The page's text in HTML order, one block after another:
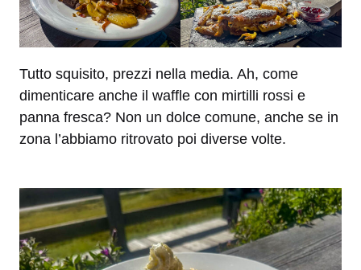
Tutto squisito, prezzi nella media. Ah, come
dimenticare anche il waffle con mirtilli rossi e
panna fresca? Non un dolce comune, anche se in
zona l’abbiamo ritrovato poi diverse volte.